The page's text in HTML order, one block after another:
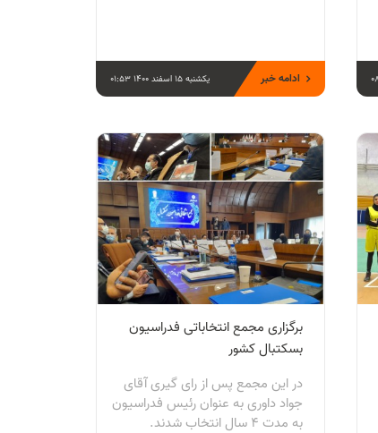
یکشنبه 15 اسفند 1400 01:53 ادامه خبر
برگزاری مجمع انتخاباتی فدراسیون
بسکتبال کشور
در این مجمع پس از رای گیری آقای
جواد داوری به عنوان رئیس فدراسیون
به مدت ۴ سال انتخاب شدند.